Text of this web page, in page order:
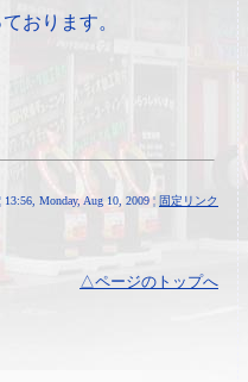
おります。
Monday, Aug 10, 2009 ¦ 固定リンク
△ページのトップへ